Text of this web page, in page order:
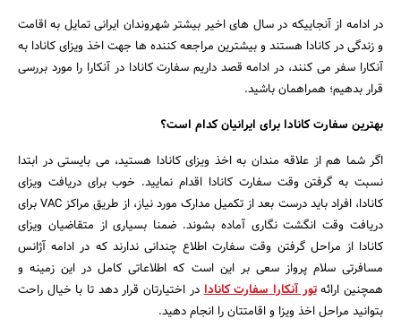
در ادامه از آنجاییکه در سال های اخیر بیشتر شهروندان ایرانی تمایل به اقامت
و زندگی در کانادا هستند و بیشترین مراجعه کننده ها جهت اخذ ویزای کانادا به
آنکارا سفر می کنند، در ادامه قصد داریم سفارت کانادا در آنکارا را مورد بررسی
قرار بدهیم؛ همراهمان باشید.
بهترین سفارت کانادا برای ایرانیان کدام است؟
اگر شما هم از علاقه ‌مندان به اخذ ویزای کانادا هستید، می ‌بایستی در ابتدا
نسبت به گرفتن وقت سفارت کانادا اقدام نمایید. خوب برای دریافت ویزای
کانادا، افراد باید درست بعد از تکمیل مدارک مورد نیاز، از طریق مراکز VAC برای
دریافت وقت انگشت ‌نگاری آماده بشوند. ضمنا بسیاری از متقاضیان ویزای
کانادا از مراحل گرفتن وقت سفارت اطلاع چندانی ندارند که در ادامه آژانس
مسافرتی سلام پرواز سعی بر این است که اطلاعاتی کامل در این زمینه و
همچنین ارائهتور آنکارا سفارت کانادادر اختیارتان قرار دهد تا با خیال راحت
بتوانید مراحل اخذ ویزا و اقامتتان را انجام دهید.